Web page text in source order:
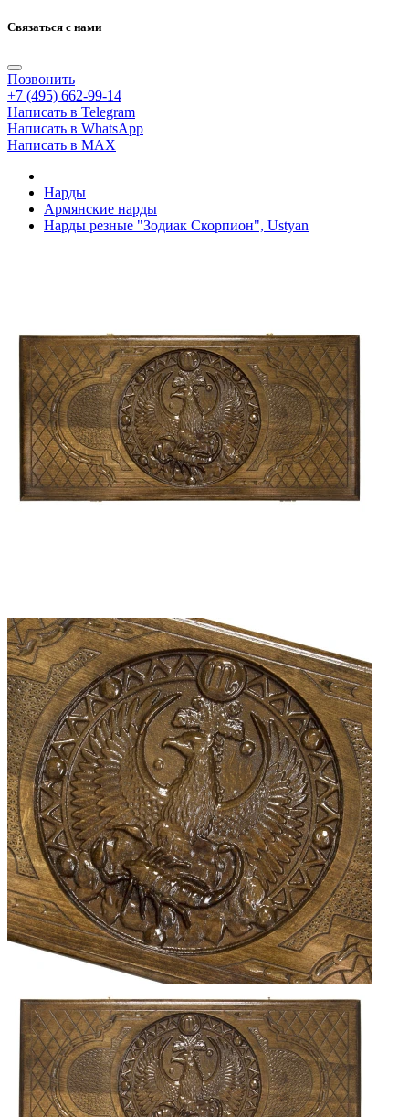
Связаться с нами
Позвонить
+7 (495) 662-99-14
Написать в Telegram
Написать в WhatsApp
Написать в MAX
Нарды
Армянские нарды
Нарды резные "Зодиак Скорпион", Ustyan